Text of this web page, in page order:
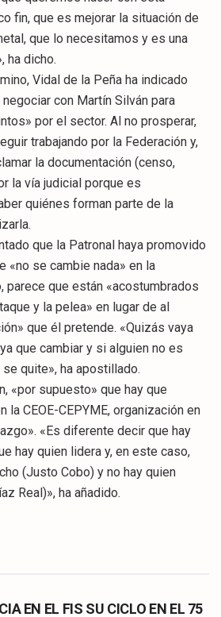
fin, que es mejorar la situación de
que lo necesitamos y es una
ha dicho.
Vidal de la Peña ha indicado
con Martín Silván para
por el sector. Al no prosperar,
trabajando por la Federación y,
la documentación (censo,
la vía judicial porque es
quiénes forman parte de la
que la Patronal haya promovido
«no se cambie nada» en la
parece que están «acostumbrados
y la pelea» en lugar de al
que él pretende. «Quizás vaya
que cambiar y si alguien no es
quite», ha apostillado.
«por supuesto» que hay que
la CEOE-CEPYME, organización en
«Es diferente decir que hay
hay quien lidera y, en este caso,
(Justo Cobo) y no hay quien
Real)», ha añadido.
EN EL FIS SU CICLO EN EL 75